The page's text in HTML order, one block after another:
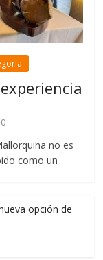
0
no es
como un
opción de